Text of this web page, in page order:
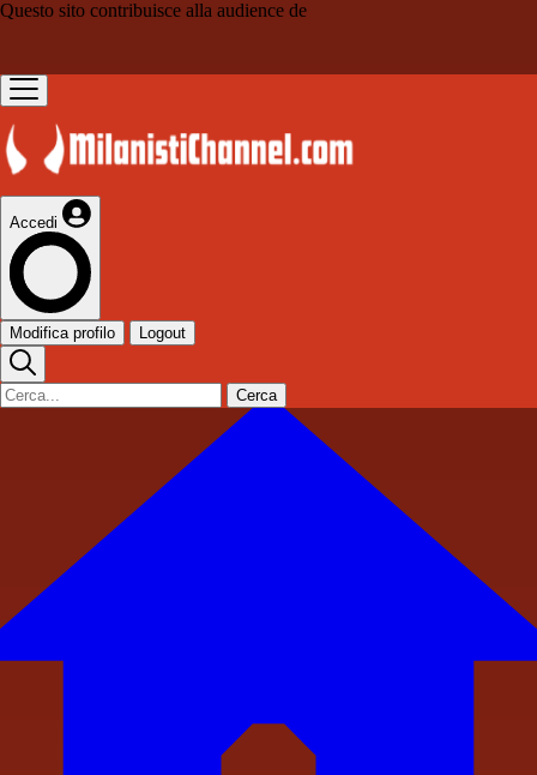
Questo sito contribuisce alla audience de
Accedi
Modifica profilo Logout
Cerca